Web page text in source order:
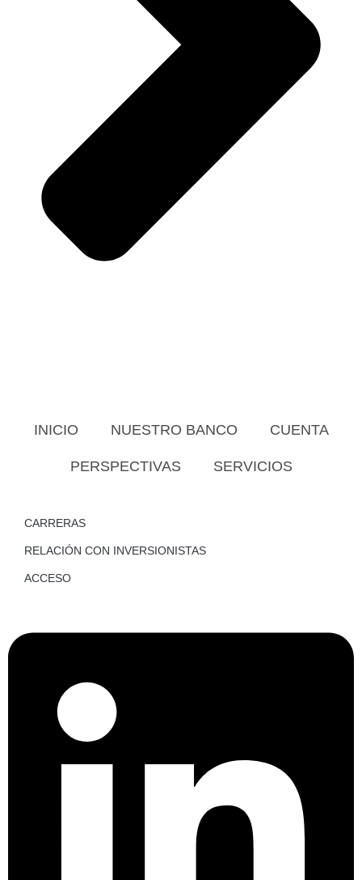
INICIO NUESTRO BANCO CUENTA
PERSPECTIVAS SERVICIOS
CARRERAS
RELACIÓN CON INVERSIONISTAS
ACCESO